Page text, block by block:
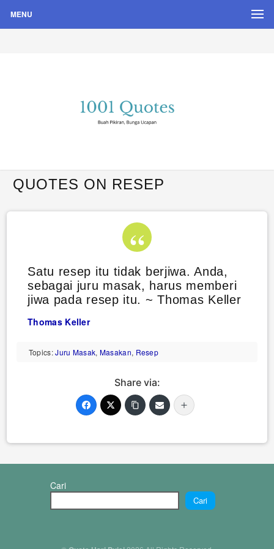
MENU
Quote Hari Puisi
QUOTES ON RESEP
Satu resep itu tidak berjiwa. Anda,
sebagai juru masak, harus memberi
jiwa pada resep itu. ~ Thomas Keller
Thomas Keller
Topics:Juru Masak, Masakan, Resep
Share via:
Cari
Cari